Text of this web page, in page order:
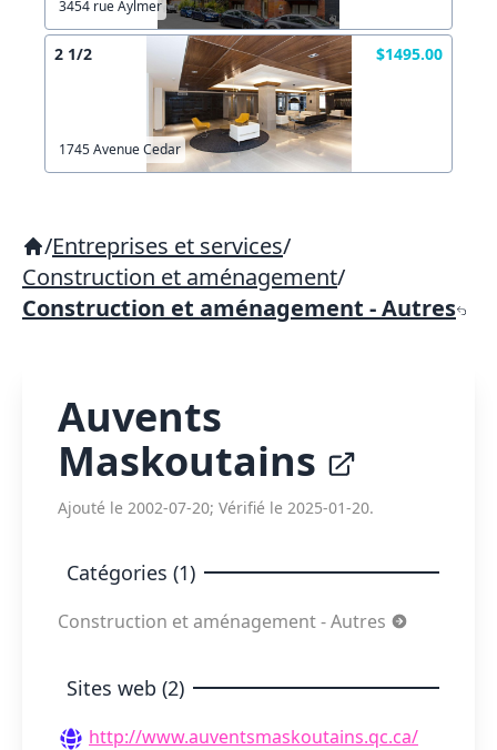
3454 rue Aylmer
2 1/2 $1495.00
1745 Avenue Cedar
/Entreprises et services/
Construction et aménagement/
Construction et aménagement - Autres
Auvents
Maskoutains
Ajouté le 2002-07-20; Vérifié le 2025-01-20.
Catégories (1)
Construction et aménagement - Autres
Sites web (2)
http://www.auventsmaskoutains.qc.ca/